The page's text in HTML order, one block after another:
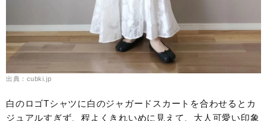
出典：cubki.jp
白のロゴTシャツに白のジャガードスカートを合わせるとカ
ジュアルすぎず、程よくきれいめに見えて、大人可愛い印象